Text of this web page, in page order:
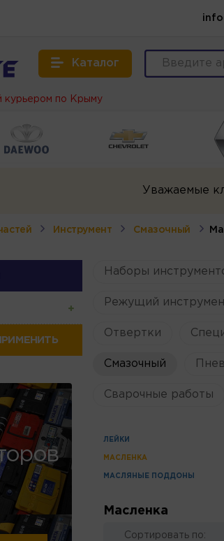
Каталог
курьером по Крыму
Уважаемые
Инструмент Смазочный
Наборы
Режущий
Отвертки
Смазочный
Сварочные работы
ЛЕЙКИ
МАСЛЕНКА
МАСЛЯНЫЕ ПОДДОНЫ
Масленка
Сортировать по: